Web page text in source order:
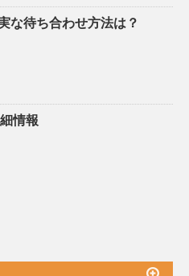
な待ち合わせ方法は？
情報